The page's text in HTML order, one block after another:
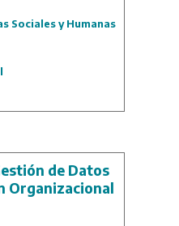
de análisis
las
en las
el Estado, las
los espacios socio-
sociales en los
de poder analizar,
el propio
Sociales y Humanas
de Datos
Organizacional